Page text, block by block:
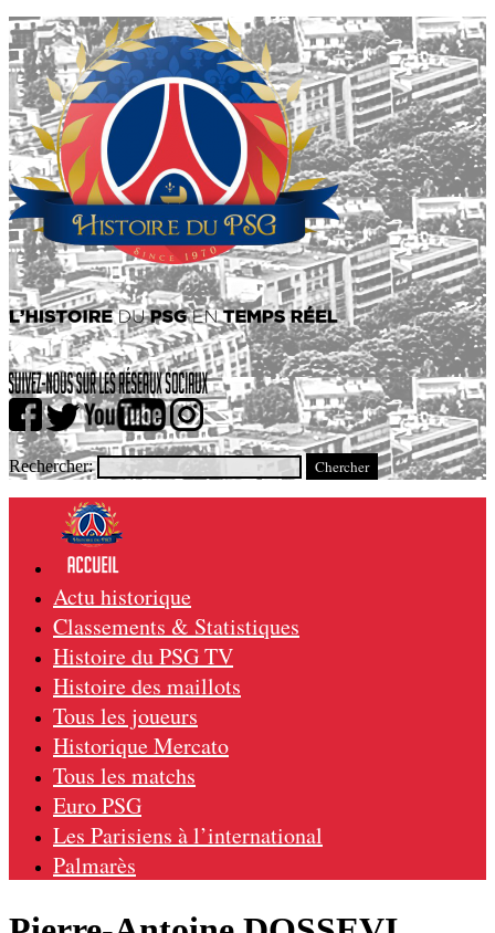
Rechercher:
Actu historique
Classements & Statistiques
Histoire du PSG TV
Histoire des maillots
Tous les joueurs
Historique Mercato
Tous les matchs
Euro PSG
Les Parisiens à l’international
Palmarès